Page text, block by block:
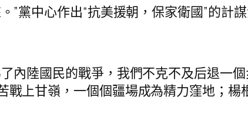
黨中心作出“抗美援朝，保家衛國”的計
陸國民的戰爭，我們不克不及后退一個
戰上甘嶺，一個個疆場成為精力窪地；